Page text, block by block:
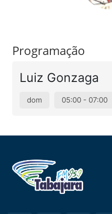
Programação
Luiz Gonzaga
dom 05:00 - 07:00